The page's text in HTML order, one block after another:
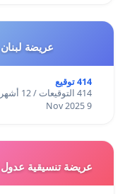
عريضة
414 توقيع
414 التوقيعات / 12 أشهر
9 Nov 2025
عريضة تنسيقية عدول